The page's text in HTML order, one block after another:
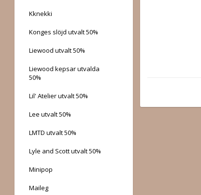
Kknekki
Konges slöjd utvalt 50%
Liewood utvalt 50%
Liewood kepsar utvalda
50%
Lil' Atelier utvalt 50%
Lee utvalt 50%
LMTD utvalt 50%
Lyle and Scott utvalt 50%
Minipop
Maileg